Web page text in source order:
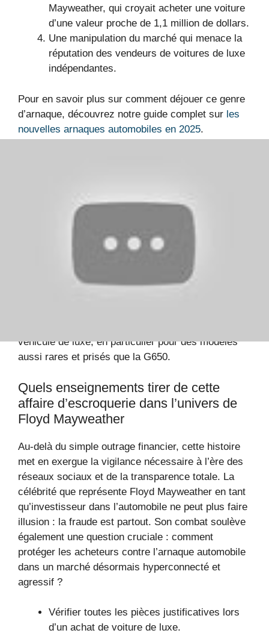
Mayweather, qui croyait acheter une voiture
d’une valeur proche de 1,1 million de dollars.
Une manipulation du marché qui menace la
réputation des vendeurs de voitures de luxe
indépendantes.
Pour en savoir plus sur comment déjouer ce genre
d’arnaque, découvrez notre guide complet sur les
nouvelles arnaques automobiles en 2025.
simple vente
Il ne s’agit pas seulement d’un problème financier.
La mauvaise foi du concessionnaire pourrait avoir
la crédulité face aux offres trop alléchantes dans ce
véhicule de luxe, en particulier pour des modèles
aussi rares et prisés que la G650.
Quels enseignements tirer de cette
affaire d’escroquerie dans l’univers de
Floyd Mayweather
Au-delà du simple outrage financier, cette histoire
met en exergue la vigilance nécessaire à l’ère des
réseaux sociaux et de la transparence totale. La
célébrité que représente Floyd Mayweather en tant
qu’investisseur dans l’automobile ne peut plus faire
illusion : la fraude est partout. Son combat soulève
également une question cruciale : comment
protéger les acheteurs contre l’arnaque automobile
dans un marché désormais hyperconnecté et
agressif ?
Vérifier toutes les pièces justificatives lors
d’un achat de voiture de luxe.